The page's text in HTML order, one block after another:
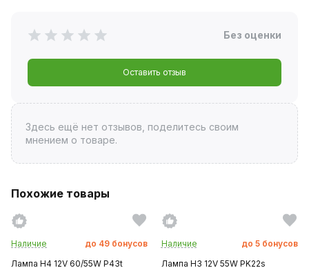
Без оценки
Оставить отзыв
Здесь ещё нет отзывов, поделитесь своим
мнением о товаре.
Похожие товары
Наличие до 49 бонусов
Лампа H4 12V 60/55W P43t
Наличие до 5 бонусов
Лампа H3 12V 55W PK22s